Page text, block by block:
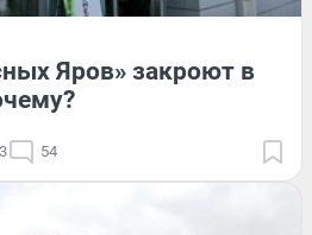
Яров» закроют в
54